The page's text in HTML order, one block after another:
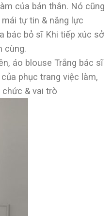
của bản thân. Nó cũng
tự tin & năng lực
bác bỏ sĩ Khi tiếp xúc sở
cùng.
áo blouse Trắng bác sĩ
phục trang việc làm,
& vai trò